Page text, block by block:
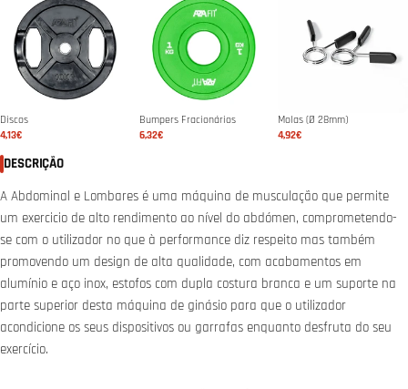
Discos
4,13€
Bumpers Fracionários
6,32€
Molas (Ø 28mm)
4,92€
DESCRIÇÃO
A Abdominal e Lombares é uma máquina de musculação que permite
um exercicio de alto rendimento ao nível do abdómen, comprometendo-
se com o utilizador no que à performance diz respeito mas também
promovendo um design de alta qualidade, com acabamentos em
alumínio e aço inox, estofos com dupla costura branca e um suporte na
parte superior desta máquina de ginásio para que o utilizador
acondicione os seus dispositivos ou garrafas enquanto desfruta do seu
exercício.